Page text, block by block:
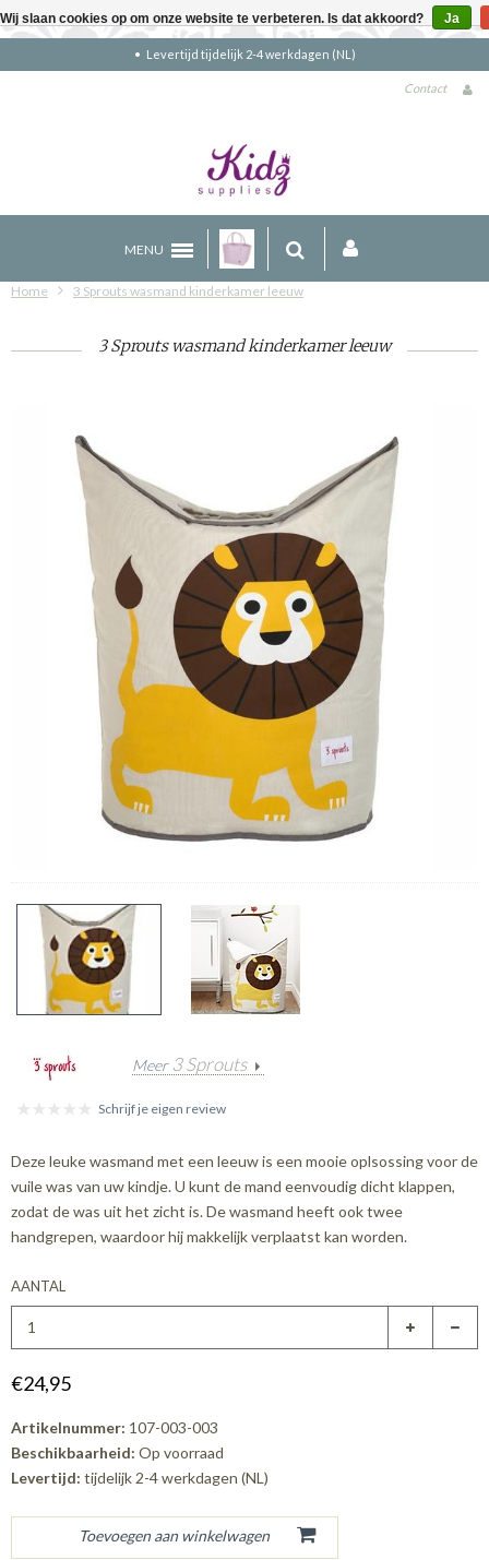
Gratis verzending boven €90 (NL)
Contact
MENU
Home 3 Sprouts wasmand kinderkamer leeuw
3 Sprouts wasmand kinderkamer leeuw
Meer 3 Sprouts
Schrijf je eigen review
Deze leuke wasmand met een leeuw is een mooie oplsossing voor de
vuile was van uw kindje. U kunt de mand eenvoudig dicht klappen,
zodat de was uit het zicht is. De wasmand heeft ook twee
handgrepen, waardoor hij makkelijk verplaatst kan worden.
AANTAL
€24,95
Artikelnummer: 107-003-003
Beschikbaarheid: Op voorraad
Levertijd: tijdelijk 2-4 werkdagen (NL)
Wij slaan cookies op om onze website te verbeteren. Is dat akkoord? Ja